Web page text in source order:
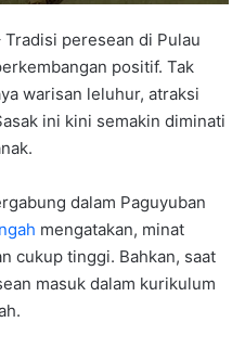
Tradisi peresean di Pulau
positif. Tak
warisan leluhur, atraksi
ini kini semakin diminati
dalam Paguyuban
mengatakan, minat
cukup tinggi. Bahkan, saat
masuk dalam kurikulum